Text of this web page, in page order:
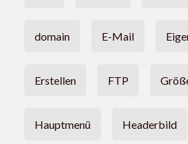
domain E-Mail
Erstellen FTP
Hauptmenü Headerbild